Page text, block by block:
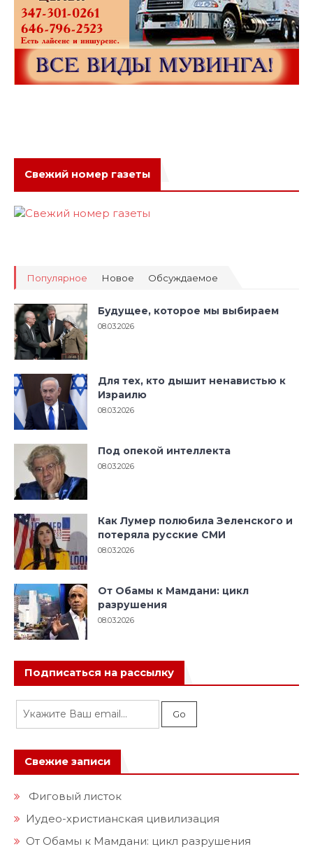
Свежий номер газеты
Популярное Новое Обсуждаемое
Будущее, которое мы выбираем
08.03.2026
Для тех, кто дышит ненавистью к
Израилю
08.03.2026
Под опекой интеллекта
08.03.2026
Как Лумер полюбила Зеленского и
потеряла русские СМИ
08.03.2026
От Обамы к Мамдани: цикл
разрушения
08.03.2026
Подписаться на рассылку
Свежие записи
Фиговый листок
Иудео-христианская цивилизация
От Обамы к Мамдани: цикл разрушения